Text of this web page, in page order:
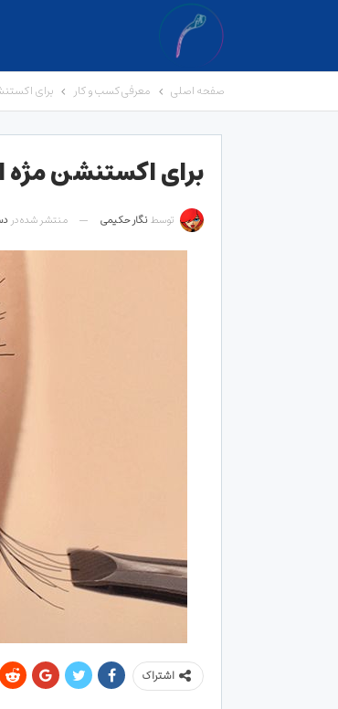
صفحه اصلی معرفی کسب و کار برای
برای اکستنشن مژه
توسط نگار حکیمی منتشر شده در
اشتراک